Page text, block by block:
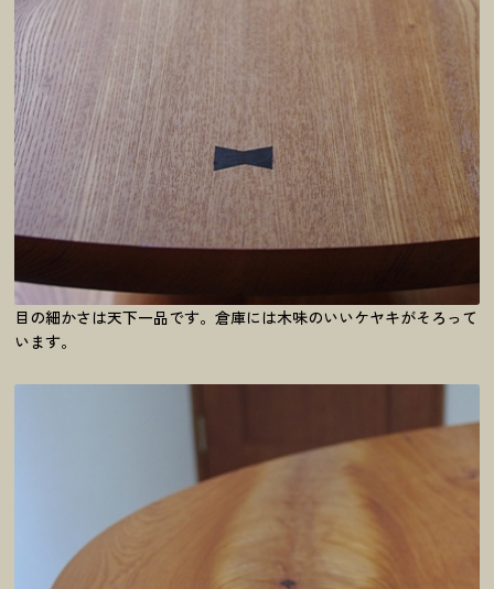
目の細かさは天下一品です。倉庫には木味のいいケヤキがそろって
います。